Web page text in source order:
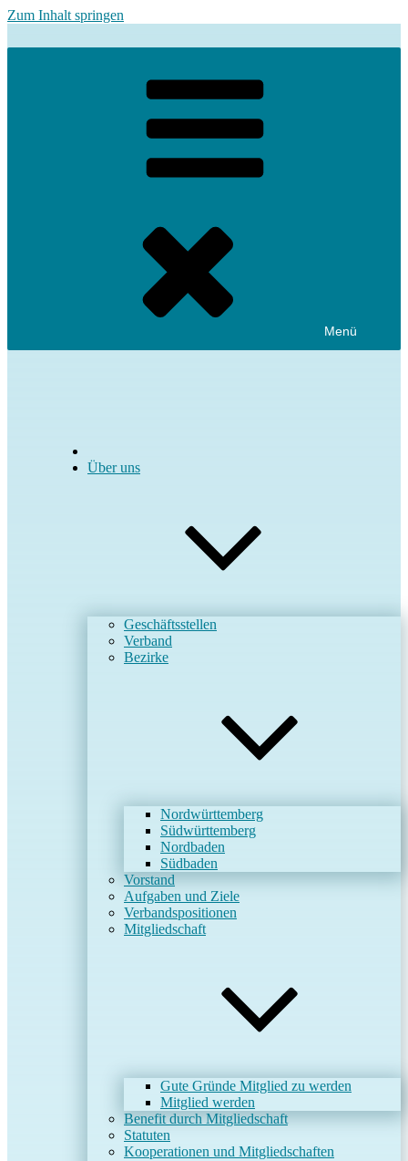
Zum Inhalt springen
Menü
Über uns
Geschäftsstellen
Verband
Bezirke
Nordwürttemberg
Südwürttemberg
Nordbaden
Südbaden
Vorstand
Aufgaben und Ziele
Verbandspositionen
Mitgliedschaft
Gute Gründe Mitglied zu werden
Mitglied werden
Benefit durch Mitgliedschaft
Statuten
Kooperationen und Mitgliedschaften